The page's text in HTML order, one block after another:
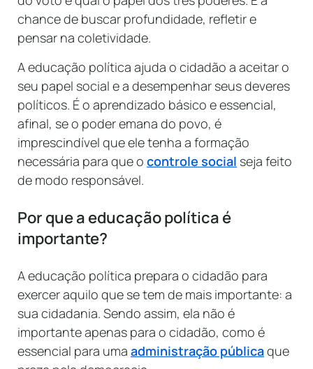
chance de buscar profundidade, refletir e
pensar na coletividade.
A educação política ajuda o cidadão a aceitar o
seu papel social e a desempenhar seus deveres
políticos. É o aprendizado básico e essencial,
afinal, se o poder emana do povo, é
imprescindível que ele tenha a formação
necessária para que o controle social seja feito
de modo responsável.
Por que a educação política é
importante?
A educação política prepara o cidadão para
exercer aquilo que se tem de mais importante: a
sua cidadania. Sendo assim, ela não é
importante apenas para o cidadão, como é
essencial para uma administração públicaque